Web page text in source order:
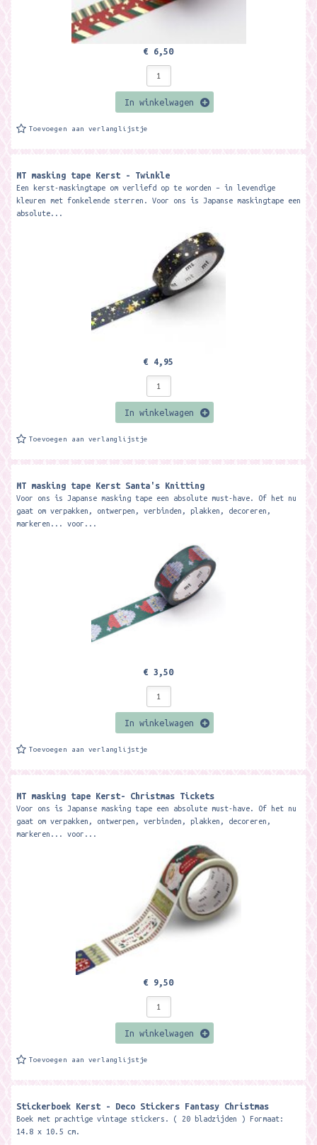
€ 6,50
In winkelwagen
Toevoegen aan verlanglijstje
MT masking tape Kerst - Twinkle
Een kerst-maskingtape om verliefd op te worden – in levendige
kleuren met fonkelende sterren. Voor ons is Japanse maskingtape een
absolute...
€ 4,95
In winkelwagen
Toevoegen aan verlanglijstje
MT masking tape Kerst Santa's Knitting
Voor ons is Japanse masking tape een absolute must-have. Of het nu
gaat om verpakken, ontwerpen, verbinden, plakken, decoreren,
markeren... voor...
€ 3,50
In winkelwagen
Toevoegen aan verlanglijstje
MT masking tape Kerst- Christmas Tickets
Voor ons is Japanse masking tape een absolute must-have. Of het nu
gaat om verpakken, ontwerpen, verbinden, plakken, decoreren,
markeren... voor...
€ 9,50
In winkelwagen
Toevoegen aan verlanglijstje
Stickerboek Kerst - Deco Stickers Fantasy Christmas
Boek met prachtige vintage stickers. ( 20 bladzijden ) Formaat:
14.8 x 10.5 cm.